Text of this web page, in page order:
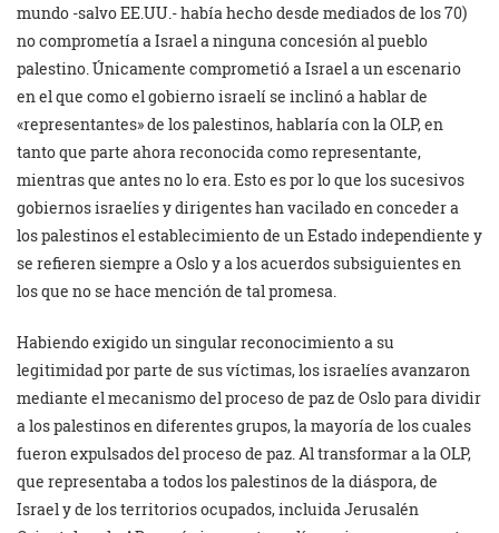
mundo -salvo EE.UU.- había hecho desde mediados de los 70)
no comprometía a Israel a ninguna concesión al pueblo
palestino. Únicamente comprometió a Israel a un escenario
en el que como el gobierno israelí se inclinó a hablar de
«representantes» de los palestinos, hablaría con la OLP, en
tanto que parte ahora reconocida como representante,
mientras que antes no lo era. Esto es por lo que los sucesivos
gobiernos israelíes y dirigentes han vacilado en conceder a
los palestinos el establecimiento de un Estado independiente y
se refieren siempre a Oslo y a los acuerdos subsiguientes en
los que no se hace mención de tal promesa.
Habiendo exigido un singular reconocimiento a su
legitimidad por parte de sus víctimas, los israelíes avanzaron
mediante el mecanismo del proceso de paz de Oslo para dividir
a los palestinos en diferentes grupos, la mayoría de los cuales
fueron expulsados del proceso de paz. Al transformar a la OLP,
que representaba a todos los palestinos de la diáspora, de
Israel y de los territorios ocupados, incluida Jerusalén